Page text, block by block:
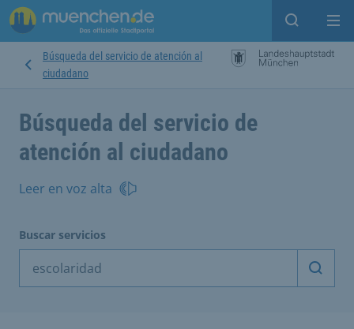
Open
Búsqueda del servicio de atención al
ciudadano
Búsqueda del servicio de
atención al ciudadano
Leer en voz alta
Buscar servicios